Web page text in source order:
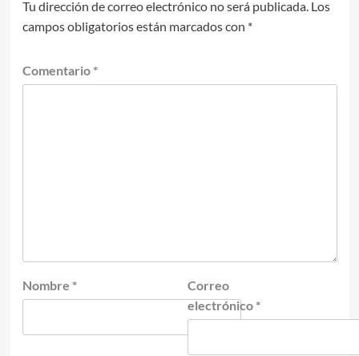
Tu dirección de correo electrónico no será publicada. Los
campos obligatorios están marcados con *
Comentario *
Nombre *
Correo
electrónico *